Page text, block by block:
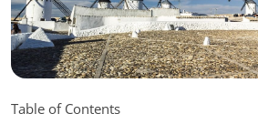
Table of Contents